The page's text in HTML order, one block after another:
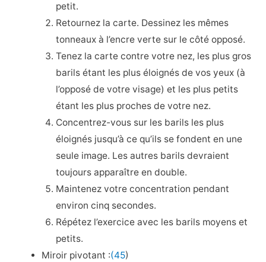
petit.
Retournez la carte. Dessinez les mêmes
tonneaux à l’encre verte sur le côté opposé.
Tenez la carte contre votre nez, les plus gros
barils étant les plus éloignés de vos yeux (à
l’opposé de votre visage) et les plus petits
étant les plus proches de votre nez.
Concentrez-vous sur les barils les plus
éloignés jusqu’à ce qu’ils se fondent en une
seule image. Les autres barils devraient
toujours apparaître en double.
Maintenez votre concentration pendant
environ cinq secondes.
Répétez l’exercice avec les barils moyens et
petits.
Miroir pivotant :(45)